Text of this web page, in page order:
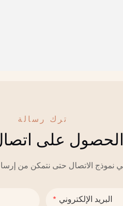
ترك رسالة
الحصول على
البريد الإلكتروني